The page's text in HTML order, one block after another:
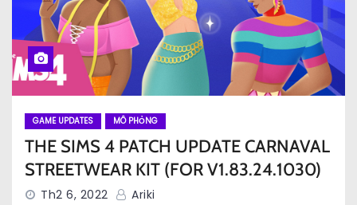
GAME UPDATES MÔ PHỎNG
THE SIMS 4 PATCH UPDATE CARNAVAL
STREETWEAR KIT (FOR V1.83.24.1030)
Th2 6, 2022 Ariki